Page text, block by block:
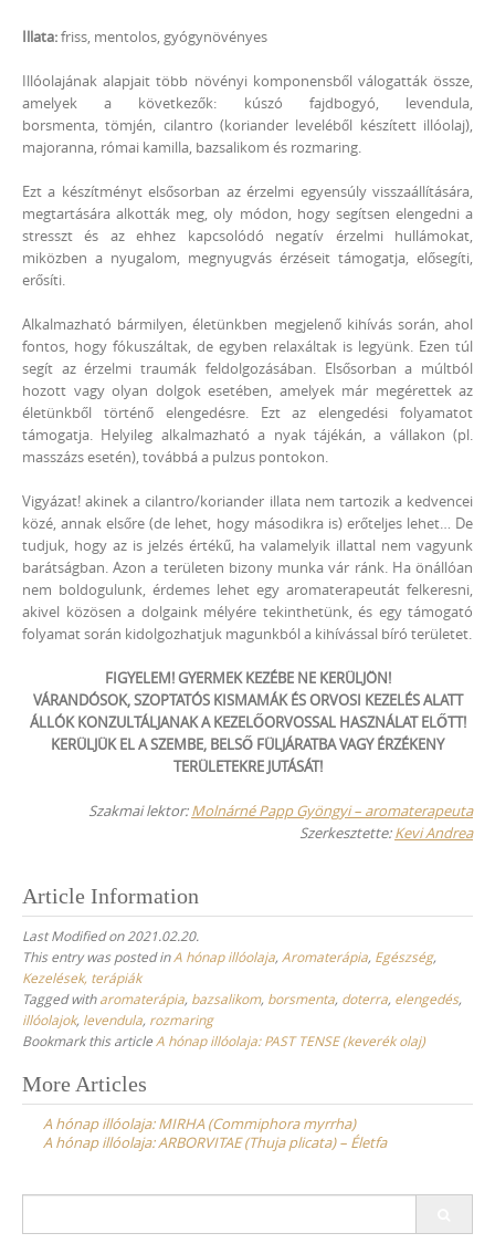
Illata:friss, mentolos, gyógynövényes
Illóolajának alapjait több növényi komponensből válogatták össze,
amelyek a következők: kúszó fajdbogyó, levendula,
borsmenta, tömjén, cilantro (koriander leveléből készített illóolaj),
majoranna, római kamilla, bazsalikom és rozmaring.
Ezt a készítményt elsősorban az érzelmi egyensúly visszaállítására,
megtartására alkották meg, oly módon, hogy segítsen elengedni a
stresszt és az ehhez kapcsolódó negatív érzelmi hullámokat,
miközben a nyugalom, megnyugvás érzéseit támogatja, elősegíti,
erősíti.
Alkalmazható bármilyen, életünkben megjelenő kihívás során, ahol
fontos, hogy fókuszáltak, de egyben relaxáltak is legyünk. Ezen túl
segít az érzelmi traumák feldolgozásában. Elsősorban a múltból
hozott vagy olyan dolgok esetében, amelyek már megérettek az
életünkből történő elengedésre. Ezt az elengedési folyamatot
támogatja. Helyileg alkalmazható a nyak tájékán, a vállakon (pl.
masszázs esetén), továbbá a pulzus pontokon.
Vigyázat! akinek a cilantro/koriander illata nem tartozik a kedvencei
közé, annak elsőre (de lehet, hogy másodikra is) erőteljes lehet… De
tudjuk, hogy az is jelzés értékű, ha valamelyik illattal nem vagyunk
barátságban. Azon a területen bizony munka vár ránk. Ha önállóan
nem boldogulunk, érdemes lehet egy aromaterapeutát felkeresni,
akivel közösen a dolgaink mélyére tekinthetünk, és egy támogató
folyamat során kidolgozhatjuk magunkból a kihívással bíró területet.
FIGYELEM! GYERMEK KEZÉBE NE KERÜLJÖN!
VÁRANDÓSOK, SZOPTATÓS KISMAMÁK ÉS ORVOSI KEZELÉS ALATT
ÁLLÓK KONZULTÁLJANAK A KEZELŐORVOSSAL HASZNÁLAT ELŐTT!
KERÜLJÜK EL A SZEMBE, BELSŐ FÜLJÁRATBA VAGY ÉRZÉKENY
TERÜLETEKRE JUTÁSÁT!
Szakmai lektor:Molnárné Papp Gyöngyi – aromaterapeuta
Szerkesztette:Kevi Andrea
Article Information
Last Modified on 2021.02.20.
This entry was posted inA hónap illóolaja, Aromaterápia, Egészség,
Kezelések, terápiák
Tagged witharomaterápia, bazsalikom, borsmenta, doterra, elengedés,
illóolajok, levendula, rozmaring
Bookmark this article A hónap illóolaja: PAST TENSE (keverék olaj)
Post
navigation
More Articles
A hónap illóolaja: MIRHA (Commiphora myrrha)
A hónap illóolaja: ARBORVITAE (Thuja plicata) – Életfa